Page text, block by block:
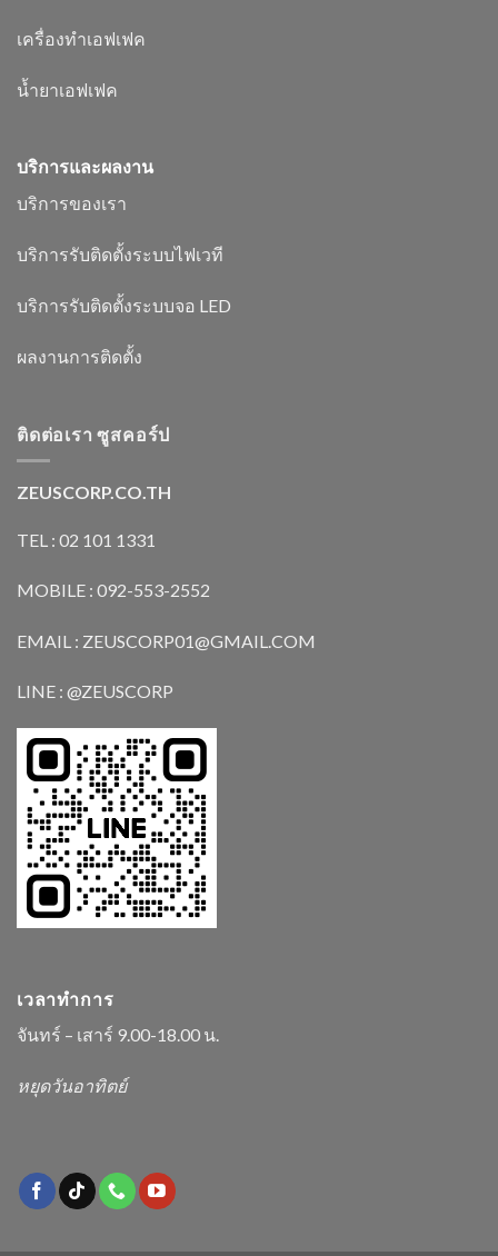
เครื่องทำเอฟเฟค
น้ำยาเอฟเฟค
บริการและผลงาน
บริการของเรา
บริการรับติดตั้งระบบไฟเวที
บริการรับติดตั้งระบบจอ LED
ผลงานการติดตั้ง
ติดต่อเรา ซูสคอร์ป
ZEUSCORP.CO.TH
TEL : 02 101 1331
MOBILE : 092-553-2552
EMAIL : ZEUSCORP01@GMAIL.COM
LINE : @ZEUSCORP
เวลาทำการ
จันทร์ – เสาร์ 9.00-18.00 น.
หยุดวันอาทิตย์